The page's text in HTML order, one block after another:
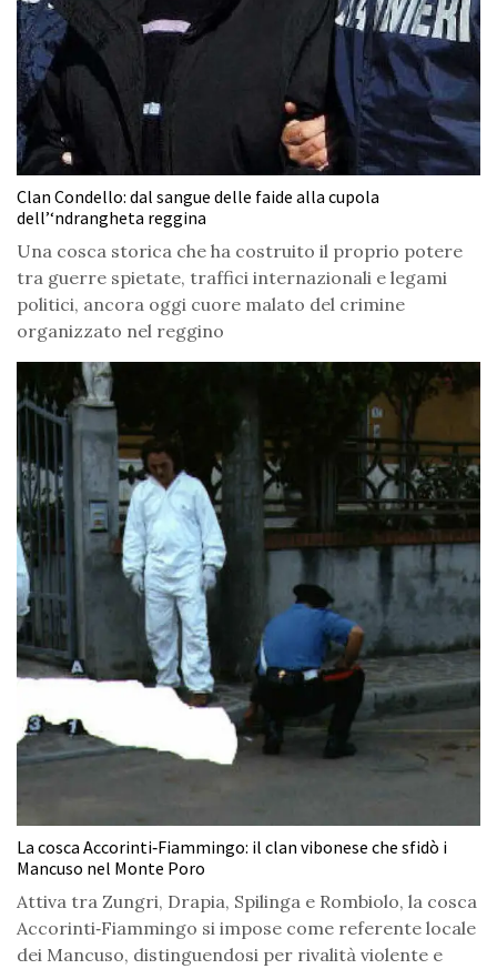
Clan Condello: dal sangue delle faide alla cupola
dell’‘ndrangheta reggina
Una cosca storica che ha costruito il proprio potere
tra guerre spietate, traffici internazionali e legami
politici, ancora oggi cuore malato del crimine
organizzato nel reggino
La cosca Accorinti‑Fiammingo: il clan vibonese che sfidò i
Mancuso nel Monte Poro
Attiva tra Zungri, Drapia, Spilinga e Rombiolo, la cosca
Accorinti‑Fiammingo si impose come referente locale
dei Mancuso, distinguendosi per rivalità violente e